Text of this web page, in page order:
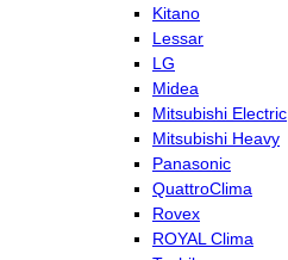
Kitano
Lessar
LG
Midea
Mitsubishi Electric
Mitsubishi Heavy
Panasonic
QuattroClima
Rovex
ROYAL Clima